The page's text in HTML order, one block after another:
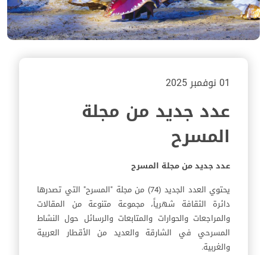
01 نوفمبر 2025
عدد جديد من مجلة
المسرح
عدد جديد من مجلة المسرح
يحتوي العدد الجديد (74) من مجلة "المسرح" التي تصدرها
دائرة الثقافة شهرياً، مجموعة متنوعة من المقالات
والمراجعات والحوارات والمتابعات والرسائل حول النشاط
المسرحي في الشارقة والعديد من الأقطار العربية
والغربية.